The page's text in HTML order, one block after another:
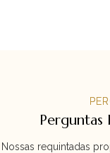
Perguntas
Nossas requintadas